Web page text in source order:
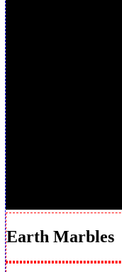
Earth Marbles